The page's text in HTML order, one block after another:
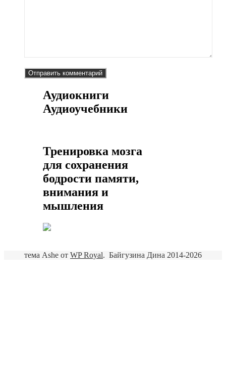
Аудиокниги
Аудиоучебники
Тренировка мозга
для сохранения
бодрости памяти,
внимания и
мышления
Байгузина Дина 2014-2026
тема Ashe от WP Royal.